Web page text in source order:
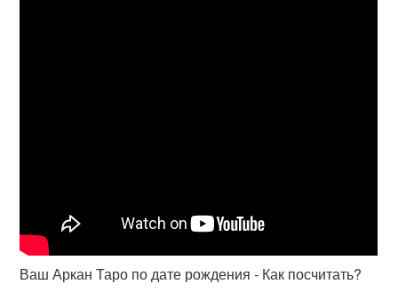
Ваш Аркан Таро по дате рождения - Как посчитать?